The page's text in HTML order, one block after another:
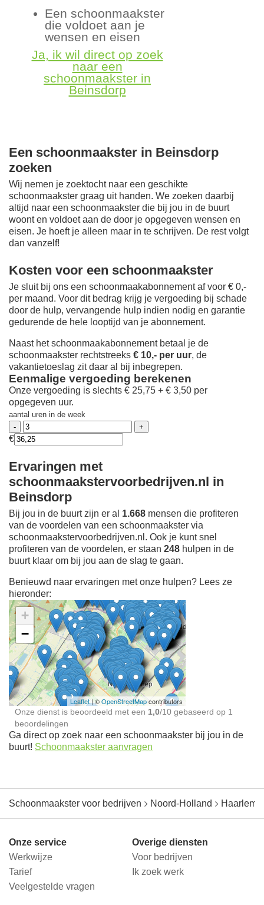
Een schoonmaakster
die voldoet aan je
wensen en eisen
Ja, ik wil direct op zoek
naar een
schoonmaakster in
Beinsdorp
Een schoonmaakster in Beinsdorp
zoeken
Wij nemen je zoektocht naar een geschikte
schoonmaakster graag uit handen. We zoeken daarbij
altijd naar een schoonmaakster die bij jou in de buurt
woont en voldoet aan de door je opgegeven wensen en
eisen. Je hoeft je alleen maar in te schrijven. De rest volgt
dan vanzelf!
Kosten voor een schoonmaakster
Je sluit bij ons een schoonmaakabonnement af voor € 0,-
per maand. Voor dit bedrag krijg je vergoeding bij schade
door de hulp, vervangende hulp indien nodig en garantie
gedurende de hele looptijd van je abonnement.
Naast het schoonmaakabonnement betaal je de
schoonmaakster rechtstreeks € 10,- per uur, de
vakantietoeslag zit daar al bij inbegrepen.
Eenmalige vergoeding berekenen
Onze vergoeding is slechts € 25,75 + € 3,50 per
opgegeven uur.
aantal uren in de week
€
Ervaringen met
schoonmaakstervoorbedrijven.nl in
Beinsdorp
Bij jou in de buurt zijn er al 1.668 mensen die profiteren
van de voordelen van een schoonmaakster via
schoonmaakstervoorbedrijven.nl. Ook je kunt snel
profiteren van de voordelen, er staan 248 hulpen in de
buurt klaar om bij jou aan de slag te gaan.
Benieuwd naar ervaringen met onze hulpen? Lees ze
hieronder:
Ontdek meer ervaringen
Schoonmaakster bij
jou in de buurt
+
−
Leaflet| ©OpenStreetMapcontributors
Onze dienst is beoordeeld met een 1,0/10 gebaseerd op 1
beoordelingen
Ga direct op zoek naar een schoonmaakster bij jou in de
buurt! Schoonmaakster aanvragen
Schoonmaakster voor bedrijven Noord-Holland
Onze service
Werkwijze
Tarief
Veelgestelde vragen
Overige diensten
Voor bedrijven
Ik zoek werk